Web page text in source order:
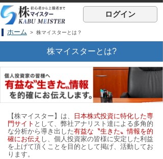
ログイン
ホーム > 株マイスターとは？
株マイスターとは?
【株マイスター】は、
日本株式投資に特化した専
門サイト として、弊社アナリスト達による多角的
な分析から導き出した有益な〝生きた〟情報を的
確にお伝え し、個人投資家の皆様に安定した利益
を上げて頂くことを目的として掲げ、活動してお
ります。